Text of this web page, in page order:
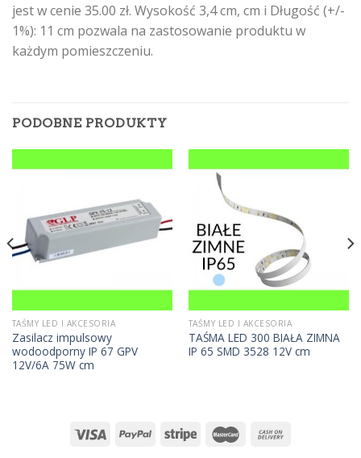
jest w cenie 35.00 zł. Wysokość 3,4 cm, cm i Długość (+/-
1%): 11 cm pozwala na zastosowanie produktu w
każdym pomieszczeniu.
PODOBNE PRODUKTY
TAŚMY LED I AKCESORIA
Zasilacz impulsowy
wodoodporny IP 67 GPV
12V/6A 75W cm
TAŚMY LED I AKCESORIA
TAŚMA LED 300 BIAŁA ZIMNA
IP 65 SMD 3528 12V cm